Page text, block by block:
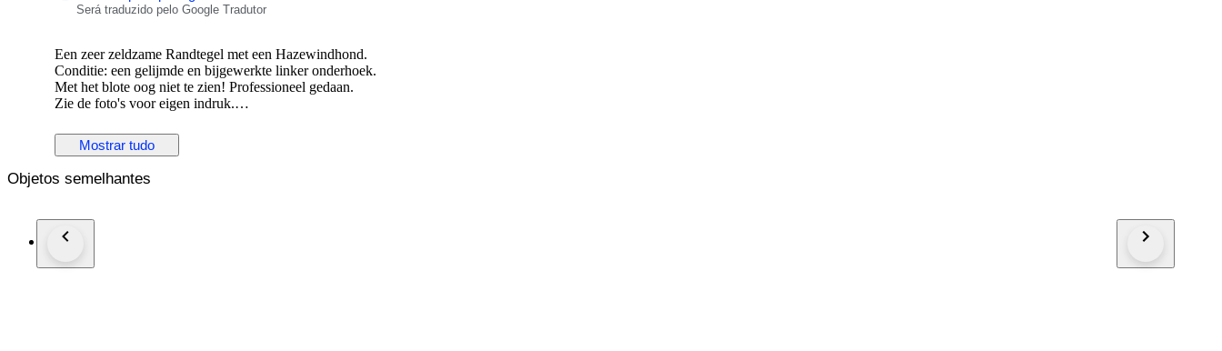
Será traduzido pelo Google Tradutor
Een zeer zeldzame Randtegel met een Hazewindhond.
Conditie: een gelijmde en bijgewerkte linker onderhoek.
Met het blote oog niet te zien! Professioneel gedaan.
Zie de foto's voor eigen indruk.
Bieden vanaf 125 euro.
Mostrar tudo
Objetos semelhantes